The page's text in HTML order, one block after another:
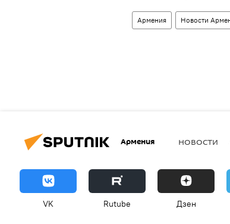
Армения Новости
Армения НОВОСТИ
VK Rutube Дзен